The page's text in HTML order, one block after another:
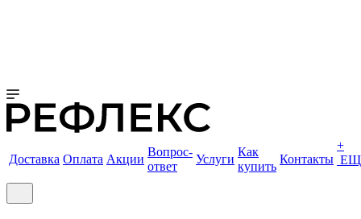
Доставка Оплата Акции
Вопрос-
ответ
Услуги
Как
купить
Контакты
+